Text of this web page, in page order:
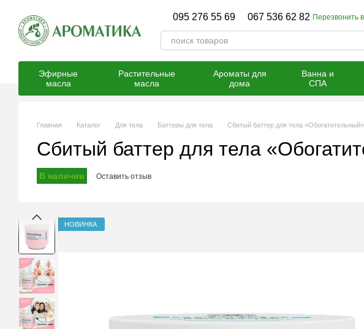
095 276 55 69 067 536 62 82 Перезвонить
Эфирные
масла
Растительные
масла
Ароматы для
дома
Ванна и
СПА
Главная Каталог Для тела Баттеры для тела Сбитый баттер для тела
Сбитый баттер для тела
В наличии Оставить отзыв
НОВИНКА